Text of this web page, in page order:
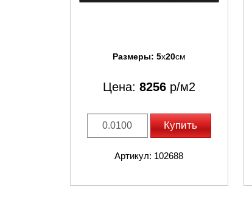
Размеры: 5x20см
Цена: 8256р/м2
Купить
Артикул: 102688